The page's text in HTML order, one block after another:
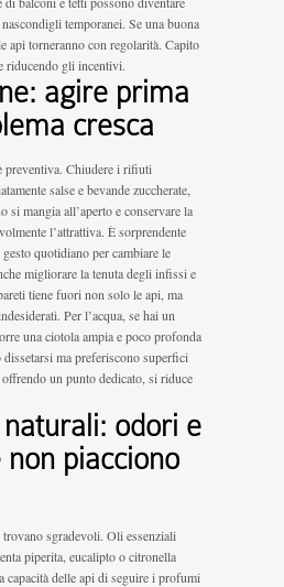
temporanei. Se una buona
api torneranno con regolarità. Capito
riducendo gli incentivi.
agire prima
cresca
preventiva. Chiudere i rifiuti
salse e bevande zuccherate,
si mangia all’aperto e conservare la
l’attrattiva. È sorprendente
quotidiano per cambiare le
migliorare la tenuta degli infissi e
tiene fuori non solo le api, ma
Per l’acqua, se hai un
una ciotola ampia e poco profonda
ma preferiscono superfici
un punto dedicato, si riduce
naturali: odori e
non piacciono
sgradevoli. Oli essenziali
piperita, eucalipto o citronella
capacità delle api di seguire i profumi